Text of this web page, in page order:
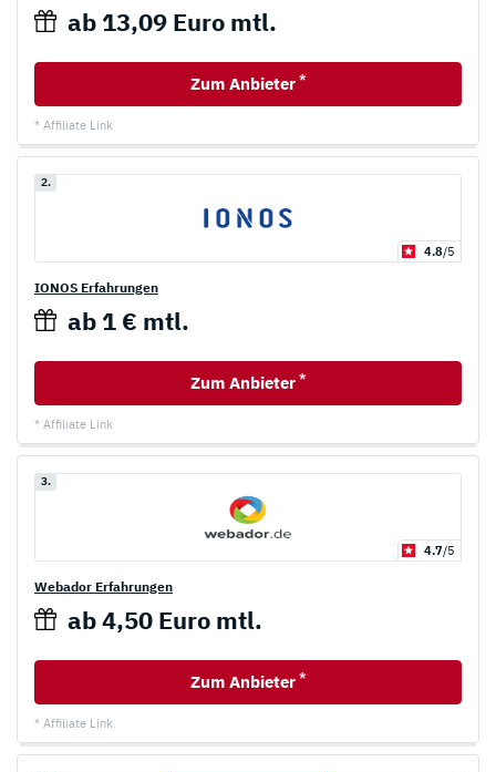
ab 13,09 Euro mtl.
Zum Anbieter *
* Affiliate Link
2.
4.8/5
IONOS Erfahrungen
ab 1 € mtl.
Zum Anbieter *
* Affiliate Link
3.
4.7/5
Webador Erfahrungen
ab 4,50 Euro mtl.
Zum Anbieter *
* Affiliate Link